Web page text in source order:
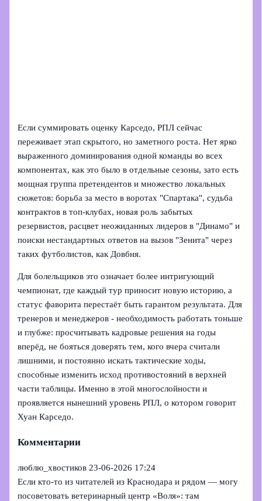
Если суммировать оценку Карседо, РПЛ сейчас
переживает этап скрытого, но заметного роста. Нет ярко
выраженного доминирования одной команды во всех
компонентах, как это было в отдельные сезоны, зато есть
мощная группа претендентов и множество локальных
сюжетов: борьба за место в воротах "Спартака", судьба
контрактов в топ‑клубах, новая роль забытых
резервистов, расцвет неожиданных лидеров в "Динамо" и
поиски нестандартных ответов на вызов "Зенита" через
таких футболистов, как Довбня.
Для болельщиков это означает более интригующий
чемпионат, где каждый тур приносит новую историю, а
статус фаворита перестаёт быть гарантом результата. Для
тренеров и менеджеров - необходимость работать тоньше
и глубже: просчитывать кадровые решения на годы
вперёд, не бояться доверять тем, кого вчера считали
лишними, и постоянно искать тактические ходы,
способные изменить исход противостояний в верхней
части таблицы. Именно в этой многослойности и
проявляется нынешний уровень РПЛ, о котором говорит
Хуан Карседо.
Комментарии
люблю_хвостиков 23-06-2026 17:24
Если кто-то из читателей из Краснодара и рядом — могу
посоветовать ветеринарный центр «Воля»: там